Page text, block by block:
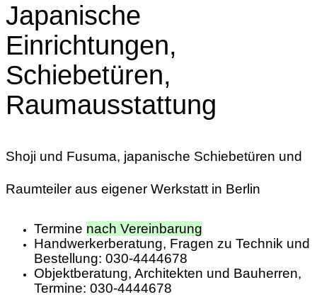
Japanische
Einrichtungen,
Schiebetüren,
Raumausstattung
Shoji und Fusuma, japanische Schiebetüren und
Raumteiler aus eigener Werkstatt in Berlin
Termine nach Vereinbarung
Handwerkerberatung, Fragen zu Technik und
Bestellung: 030-4444678
Objektberatung, Architekten und Bauherren,
Termine: 030-4444678